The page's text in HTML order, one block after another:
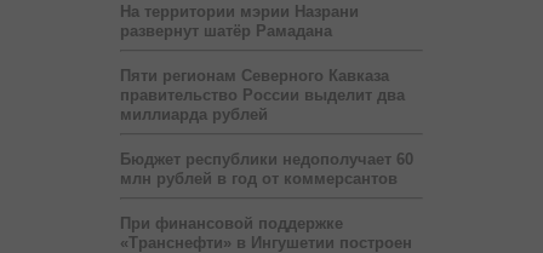
На территории мэрии Назрани
развернут шатёр Рамадана
Пяти регионам Северного Кавказа
правительство России выделит два
миллиарда рублей
Бюджет республики недополучает 60
млн рублей в год от коммерсантов
При финансовой поддержке
«Транснефти» в Ингушетии построен